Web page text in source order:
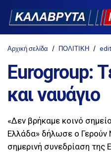
Αρχική σελίδα ΠΟΛΙΤΙΚΗ
Eurogroup:
και ναυάγιο
«Δεν βρήκαμε κοινό
Ελλάδα» δήλωσε ο Γερούν
σημερινή συνεδρίαση της